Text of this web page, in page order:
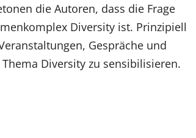
die Autoren, dass die Frage
Diversity ist. Prinzipiell
Gespräche und
Diversity zu sensibilisieren.